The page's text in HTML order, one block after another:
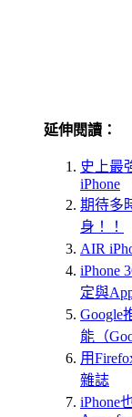
延伸閱讀：
史上最
iPhone
期待多
身！！
AIR
iPhone
定與
Google
能（
用
雜誌
iPhone